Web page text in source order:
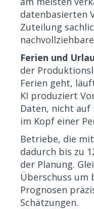
datenbasierten
Zuteilung
Ferien und
der
Ferien geht,
KI produziert
Daten, nicht auf
im Kopf einer
Betriebe, die
dadurch bis zu
der Planung.
Überschuss um
Prognosen
Schätzungen.